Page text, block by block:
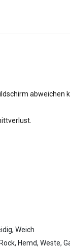
abweichen
Weich
Hemd, Weste,